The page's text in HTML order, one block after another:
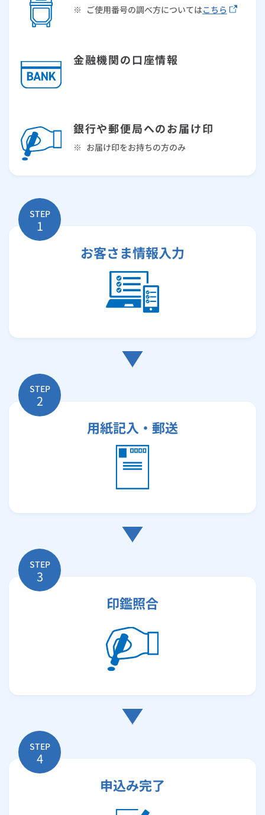
※ ご使用番号の調べ方についてはこちら
金融機関の口座情報
銀行や郵便局へのお届け印
※ お届け印をお持ちの方のみ
STEP
1
お客さま情報入力
STEP
2
用紙記入・郵送
STEP
3
印鑑照合
STEP
4
申込み完了